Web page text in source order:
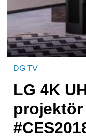
DG TV
LG 4K
projektör